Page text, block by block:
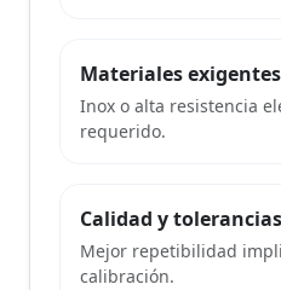
Materiales exigentes
Inox o alta resistencia
requerido.
Calidad y tolerancias
Mejor repetibilidad
calibración.